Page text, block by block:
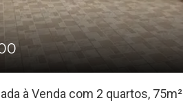
à Venda com 2 quartos, 75m²